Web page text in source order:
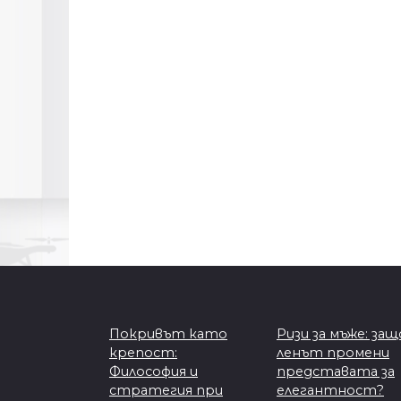
Покривът като
крепост:
Философия и
стратегия при
Ризи за мъже:
ленът промени
представата за
елегантност?